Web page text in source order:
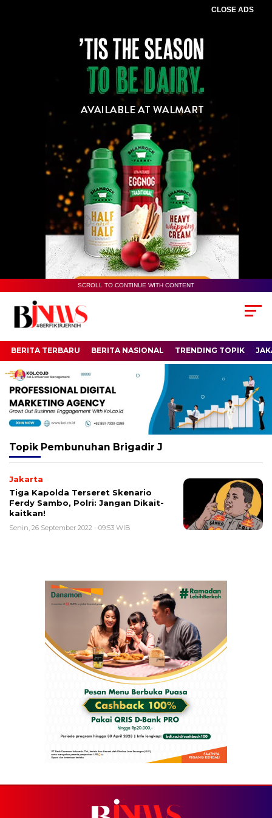
CLOSE ADS
SCROLL TO CONTINUE WITH CONTENT
BERITA TERBARU BERITA NASIONAL TRENDING TOPIK
Topik Pembunuhan Brigadir J
Jakarta
Tiga Kapolda Terseret Skenario
Ferdy Sambo, Polri: Jangan Dikait-
kaitkan!
Senin, 26 September 2022 - 09:53 WIB